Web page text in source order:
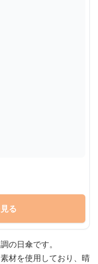
る
の日傘です。
材を使用しており、晴